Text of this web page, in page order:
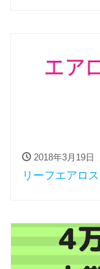
2018年3月19日
リーフエアロ